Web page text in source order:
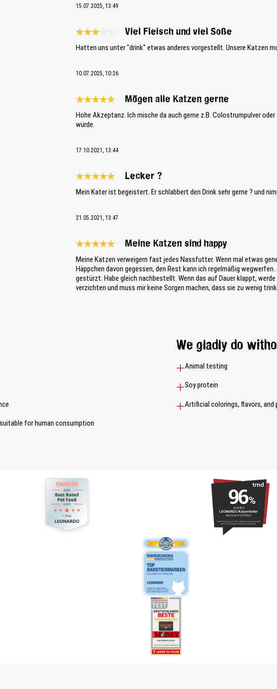
15.07.2025, 13:49
Viel Fleisch und viel Soße
Hatten uns unter "drink" etwas anderes vorgestellt. Unsere Katzen
10.07.2025, 10:26
Mögen alle Katzen gerne
Hohe Akzeptanz. Ich mische da auch gerne z.B. Colostrumpulver
würde.
17.10.2021, 13:44
Lecker ?
Mein Kater ist begeistert. Er schlabbert den Drink sehr gerne ? und
21.05.2021, 13:47
Meine Katzen sind happy
Meine Katzen verweigern fast jedes Nassfutter. Wenn mal etwas
Häppchen davon gegessen, den Rest kann ich regelmäßig
gestürzt. Habe gleich nachbestellt. Wenn das auf Dauer klappt,
verzichten und muss mir keine Sorgen machen, dass sie zu wenig
for human consumption
We gladly do
Animal testing
Soy protein
Artificial colorings, flavors, and